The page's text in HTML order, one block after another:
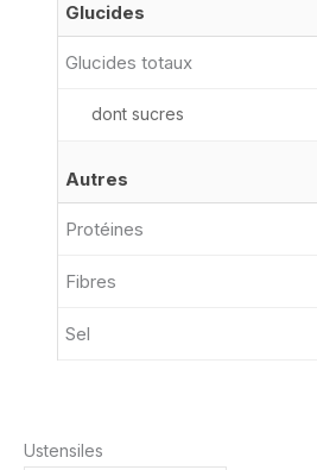
Glucides
Glucides totaux
dont sucres
Autres
Protéines
Fibres
Sel
Ustensiles